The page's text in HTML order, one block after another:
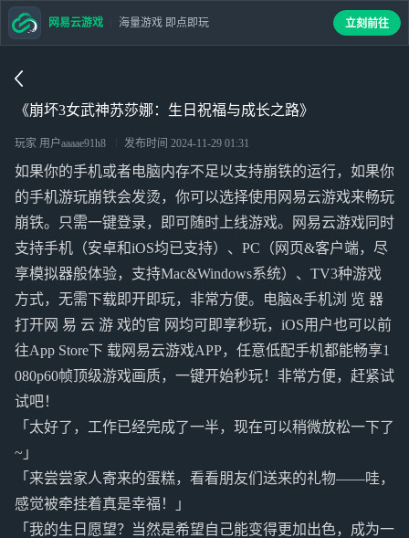
《崩坏3女武神苏莎娜：生日祝福与成长之路》
玩家 用户aaaae91h8 发布时间 2024-11-29 01:31
如果你的手机或者电脑内存不足以支持崩铁的运行，如果你
的手机游玩崩铁会发烫，你可以选择使用网易云游戏来畅玩
崩铁。只需一键登录，即可随时上线游戏。网易云游戏同时
支持手机（安卓和iOS均已支持）、PC（网页&客户端，尽
享模拟器般体验，支持Mac&Windows系统）、TV3种游戏
方式，无需下载即开即玩，非常方便。电脑&手机浏 览 器
打开网 易 云 游 戏的官 网均可即享秒玩，iOS用户也可以前
往App Store下 载网易云游戏APP，任意低配手机都能畅享1
080p60帧顶级游戏画质，一键开始秒玩！非常方便，赶紧试
试吧！
「太好了，工作已经完成了一半，现在可以稍微放松一下了
~」
「来尝尝家人寄来的蛋糕，看看朋友们送来的礼物——哇，
感觉被牵挂着真是幸福！」
「我的生日愿望？当然是希望自己能变得更加出色，成为一
网易云游戏 海量游戏 即点即玩 立刻前往